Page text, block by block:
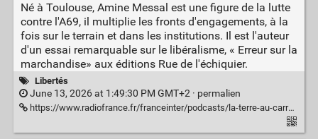
Né à Toulouse, Amine Messal est une figure de la lutte
contre l'A69, il multiplie les fronts d'engagements, à la
fois sur le terrain et dans les institutions. Il est l'auteur
d'un essai remarquable sur le libéralisme, « Erreur sur la
marchandise» aux éditions Rue de l'échiquier.
Libertés
June 13, 2026 at 1:49:30 PM GMT+2 · permalien
https://www.radiofrance.fr/franceinter/podcasts/la-terre-au-carre/la-terre-au-carre-du-vendredi-15-mai-2026-8981597